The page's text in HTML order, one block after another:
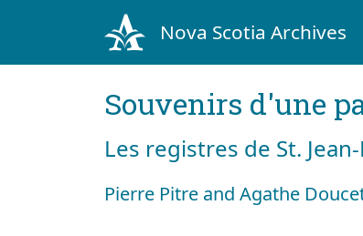
Nova Scotia Archives
Souvenirs d'une
Les registres de St.
Pierre Pitre and Agathe